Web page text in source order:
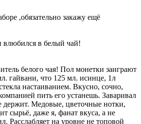
,обязательно закажу ещё
влюбился в белый чай!
белого чая! Пол монетки заиграют
гайвани, что 125 мл. исинце, 1л
настаиванием. Вкусно, сочно,
пить его устанешь. Заваривал
держит. Медовые, цветочные нотки,
сырьё, даже я, фанат вкуса, а не
Расслабляет на уровне не топовой